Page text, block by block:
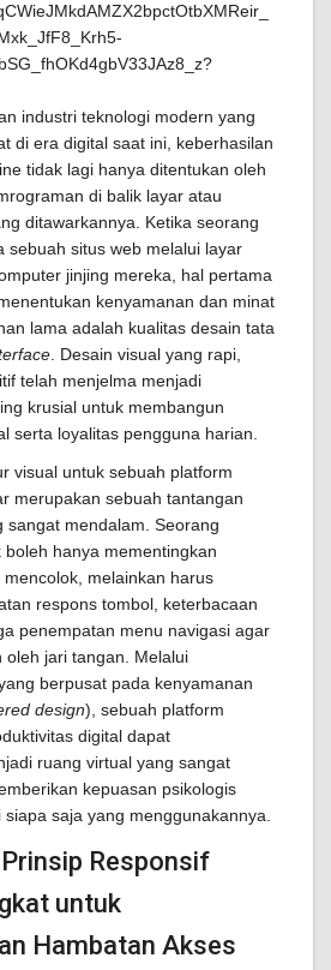
industri teknologi modern yang
di era digital saat ini, keberhasilan
tidak lagi hanya ditentukan oleh
di balik layar atau
ditawarkannya. Ketika seorang
sebuah situs web melalui layar
jinjing mereka, hal pertama
kenyamanan dan minat
lama adalah kualitas desain tata
. Desain visual yang rapi,
telah menjelma menjadi
krusial untuk membangun
serta loyalitas pengguna harian.
visual untuk sebuah platform
merupakan sebuah tantangan
sangat mendalam. Seorang
hanya mementingkan
melainkan harus
respons tombol, keterbacaan
penempatan menu navigasi agar
oleh jari tangan. Melalui
berpusat pada kenyamanan
design), sebuah platform
digital dapat
ruang virtual yang sangat
kepuasan psikologis
saja yang menggunakannya.
Responsif
untuk
Hambatan Akses